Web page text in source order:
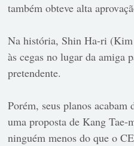
também obteve alta
Na história, Shin Ha-ri
às cegas no lugar da amiga
pretendente.
Porém, seus planos acabam
uma proposta de Kang
ninguém menos do que o